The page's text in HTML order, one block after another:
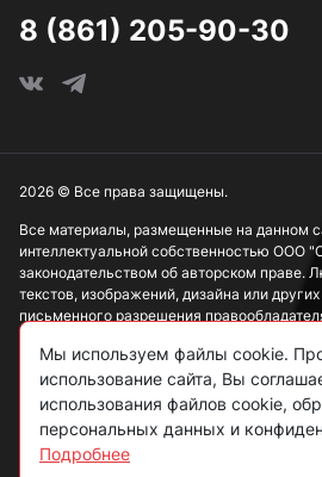
М18
М22
М27
8 (861) 205-90-30
Все материалы, размещенные на данном
интеллектуальной собственностью ООО
законодательством об авторском праве.
текстов, изображений, дизайна или
письменного разрешения
Информация, представленная на сайте,
ознакомительный характер и не может
публичная оферта в соответствии со ст.
Политика конфиденциальности
2026 © Все права защищены.
Мы используем файлы cookie.
использование сайта, Вы
использования файлов cookie,
персональных данных и
Подробнее